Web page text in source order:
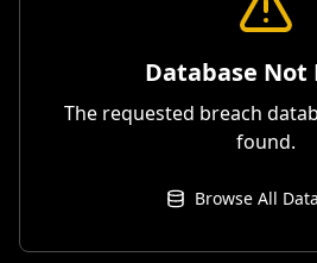
Database Not
The requested breach
found.
Browse All